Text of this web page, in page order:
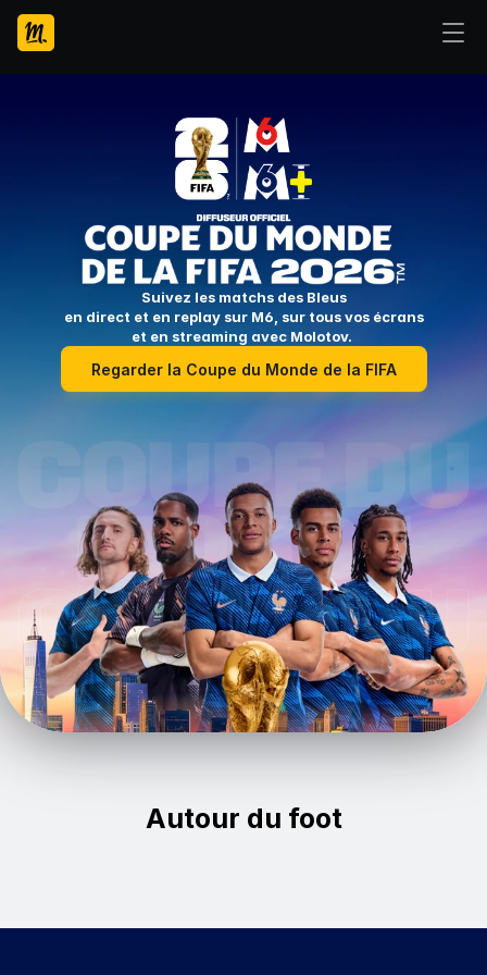
Suivez les matchs des Bleus
en direct et en replay sur M6, sur tous vos écrans
et en streaming avec Molotov.
Regarder la Coupe du Monde de la FIFA
Autour du foot